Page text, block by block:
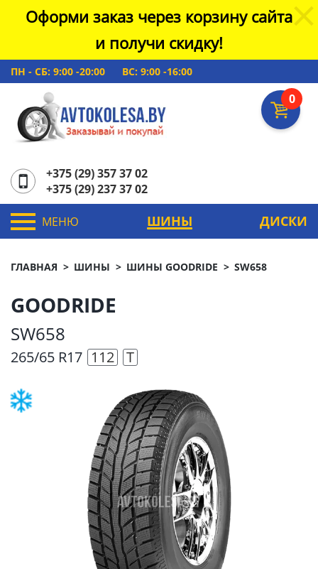
Оформи заказ через корзину сайта
и получи скидку!
ПН - СБ: 9:00 -20:00 ВС: 9:00 -16:00
0
+375 (29) 357 37 02
+375 (29) 237 37 02
МЕНЮ ШИНЫ ДИСКИ
ГЛАВНАЯ ШИНЫ ШИНЫ GOODRIDE SW658
GOODRIDE
SW658
265/65 R17 112 T